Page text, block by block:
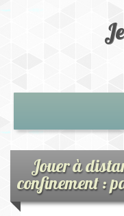
Adhésion
Calendrier
Jouer à
confinement :